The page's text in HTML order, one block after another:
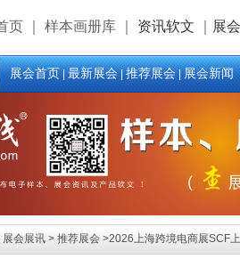
页 样本画册库 资讯软文 展
展会首页|最新展会|推荐展会|展会新闻
展讯 > 推荐展会 >2026上海跨境电商展SCF